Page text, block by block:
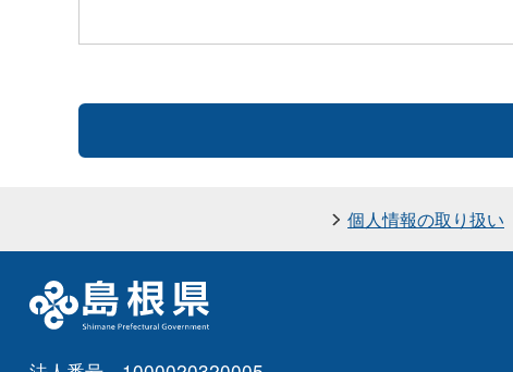
個人情報の取り扱い